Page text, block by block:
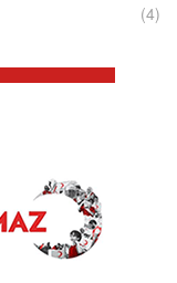
(4)